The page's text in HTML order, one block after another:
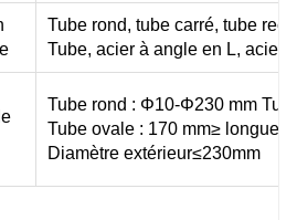
Tube rond, tube carré, tube
Tube, acier à angle en L, acier
Tube rond : Φ10-Φ230 mm
Tube ovale : 170 mm≥
Diamètre extérieur≤230mm
PLT, ENG
PLT, ENG